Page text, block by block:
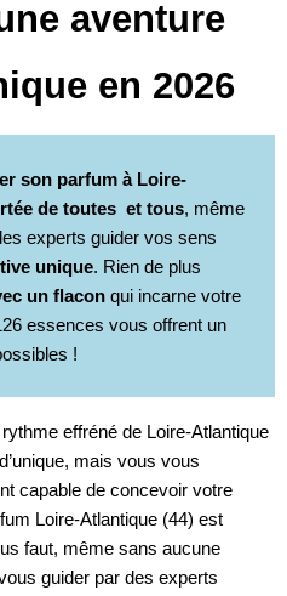
aventure
en 2026
son parfum à Loire-
de toutes et tous, même
experts guider vos sens
unique. Rien de plus
un flacon qui incarne votre
essences vous offrent un
!
effréné de Loire-Atlantique
mais vous vous
capable de concevoir votre
Loire-Atlantique (44) est
faut, même sans aucune
guider par des experts